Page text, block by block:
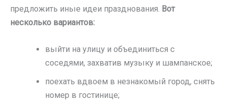
предложить иные идеи празднования. Вот
несколько вариантов:
выйти на улицу и объединиться с
соседями, захватив музыку и шампанское;
поехать вдвоем в незнакомый город, снять
номер в гостинице;